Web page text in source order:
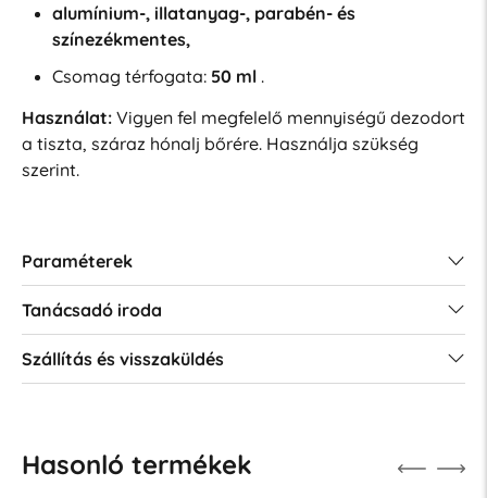
alumínium-, illatanyag-, parabén- és
színezékmentes,
Csomag térfogata: 50 ml.
Használat:Vigyen fel megfelelő mennyiségű dezodort
a tiszta, száraz hónalj bőrére. Használja szükség
szerint.
Paraméterek
Tanácsadó iroda
Szállítás és visszaküldés
Hasonló termékek